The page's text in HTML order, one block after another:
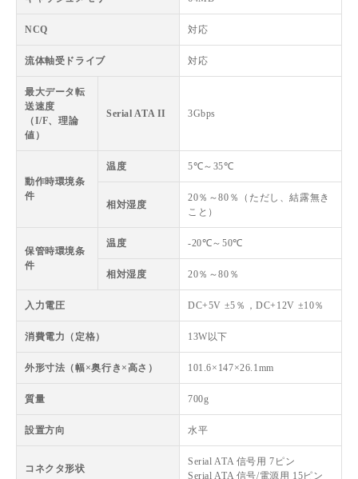
NCQ 対応
流体軸受ドライブ 対応
最大データ転
送速度
（I/F、理論
値）
Serial ATA II 3Gbps
動作時環境条
件
温度 5℃～35℃
相対湿度
20％～80％（ただし、結露無き
こと）
保管時環境条
件
温度 -20℃～50℃
相対湿度 20％～80％
入力電圧 DC+5V ±5％，DC+12V ±10％
消費電力（定格） 13W以下
外形寸法（幅×奥行き×高さ） 101.6×147×26.1mm
質量 700g
設置方向 水平
コネクタ形状
Serial ATA 信号用 7ピン
Serial ATA 信号/電源用 15ピン